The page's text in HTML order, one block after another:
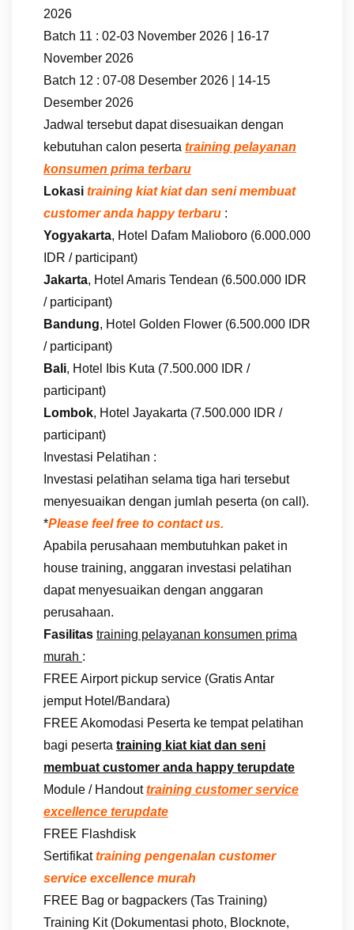
2026
Batch 11 : 02-03 November 2026 | 16-17
November 2026
Batch 12 : 07-08 Desember 2026 | 14-15
Desember 2026
Jadwal tersebut dapat disesuaikan dengan
kebutuhan calon peserta training pelayanan
konsumen prima terbaru
Lokasi training kiat kiat dan seni membuat
customer anda happy terbaru :
Yogyakarta, Hotel Dafam Malioboro (6.000.000
IDR / participant)
Jakarta, Hotel Amaris Tendean (6.500.000 IDR
/ participant)
Bandung, Hotel Golden Flower (6.500.000 IDR
/ participant)
Bali, Hotel Ibis Kuta (7.500.000 IDR /
participant)
Lombok, Hotel Jayakarta (7.500.000 IDR /
participant)
Investasi Pelatihan :
Investasi pelatihan selama tiga hari tersebut
menyesuaikan dengan jumlah peserta (on call).
*Please feel free to contact us.
Apabila perusahaan membutuhkan paket in
house training, anggaran investasi pelatihan
dapat menyesuaikan dengan anggaran
perusahaan.
Fasilitas training pelayanan konsumen prima
murah :
FREE Airport pickup service (Gratis Antar
jemput Hotel/Bandara)
FREE Akomodasi Peserta ke tempat pelatihan
bagi peserta training kiat kiat dan seni
membuat customer anda happy terupdate
Module / Handouttraining customer service
excellence terupdate
FREE Flashdisk
Sertifikattraining pengenalan customer
service excellence murah
FREE Bag or bagpackers (Tas Training)
Training Kit (Dokumentasi photo, Blocknote,